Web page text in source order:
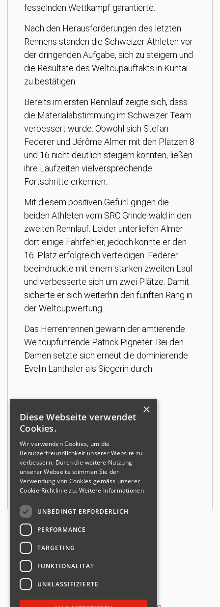
fesselnden Wettkampf garantierte.
Nach den Herausforderungen des letzten
Rennens standen die Schweizer Athleten vor
der dringenden Aufgabe, sich zu steigern und
die Resultate des Weltcupauftakts in Kühtai
zu bestätigen.
Bereits im ersten Rennlauf zeigte sich, dass
die Materialabstimmung im Schweizer Team
verbessert wurde. Obwohl sich Stefan
Federer und Jérôme Almer mit den Plätzen 8
und 16 nicht deutlich steigern konnten, ließen
ihre Laufzeiten vielversprechende
Fortschritte erkennen.
Mit diesem positiven Gefühl gingen die
beiden Athleten vom SRC Grindelwald in den
zweiten Rennlauf. Leider unterliefen Almer
dort einige Fahrfehler, jedoch konnte er den
16. Platz erfolgreich verteidigen. Federer
beeindruckte mit einem starken zweiten Lauf
und verbesserte sich um zwei Plätze. Damit
sicherte er sich weiterhin den fünften Rang in
der Weltcupwertung.
Das Herrenrennen gewann der amtierende
Weltcupführende Patrick Pigneter. Bei den
Damen setzte sich erneut die dominierende
Evelin Lanthaler als Siegerin durch.
Text: Jérôme Almer
Bilder: Andreas Ebermann
Panoramastrasse 4
8757 Filzbach
×
Diese Webseite verwendet
Cookies.
Wir verwenden Cookies, um die
Benutzerfreundlichkeit unserer Website zu
verbessern. Durch die weitere Nutzung
unserer Webseite stimmen Sie der
Verwendung von Cookies gemäss unserer
Cookie-Richtlinie zu. Weitere Informationen
UNBEDINGT ERFORDERLICH
PERFORMANCE
TARGETING
FUNKTIONALITÄT
UNKLASSIFIZIERTE